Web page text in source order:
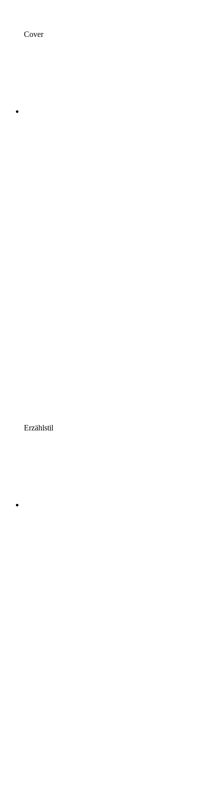
Cover
Erzählstil